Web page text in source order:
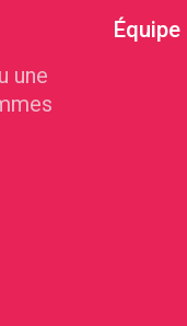
une
Équipe